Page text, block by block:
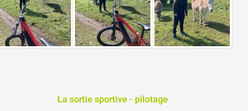
La sortie sportive - pilotage